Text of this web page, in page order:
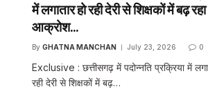
में लगातार हो रही देरी से शिक्षकों में बढ़ रहा
आक्रोश…
By GHATNA MANCHAN July 23, 2026 0
Exclusive : छत्तीसगढ़ में पदोन्नति प्रक्रिया में
रही देरी से शिक्षकों में बढ़…